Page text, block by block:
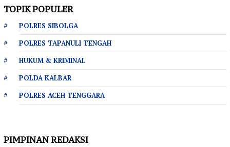
TOPIK POPULER
POLRES SIBOLGA
POLRES TAPANULI TENGAH
HUKUM & KRIMINAL
POLDA KALBAR
POLRES ACEH TENGGARA
PIMPINAN REDAKSI